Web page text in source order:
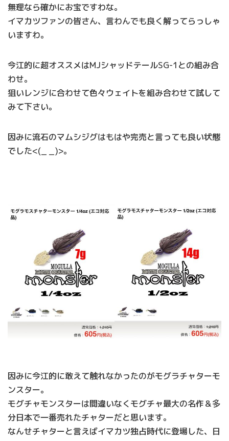
無理なら確かにお宝ですわな。
イマカツファンの皆さん、言わんでも良く解ってらっしゃ
いますわ。
今江的に超オススメはMJシャッドテールSG-1との組み合
わせ。
狙いレンジに合わせて色々ウェイトを組み合わせて試して
みて下さい。
因みに流石のマムシジグはもはや完売と言っても良い状態
でした<(_ _)>。
因みに今江的に敢えて触れなかったのがモグラチャターモ
ンスター。
モグチャモンスターは間違いなくモグチャ最大の名作＆多
分日本で一番売れたチャターだと思います。
なんせチャターと言えばイマカツ独占時代に登場した、日